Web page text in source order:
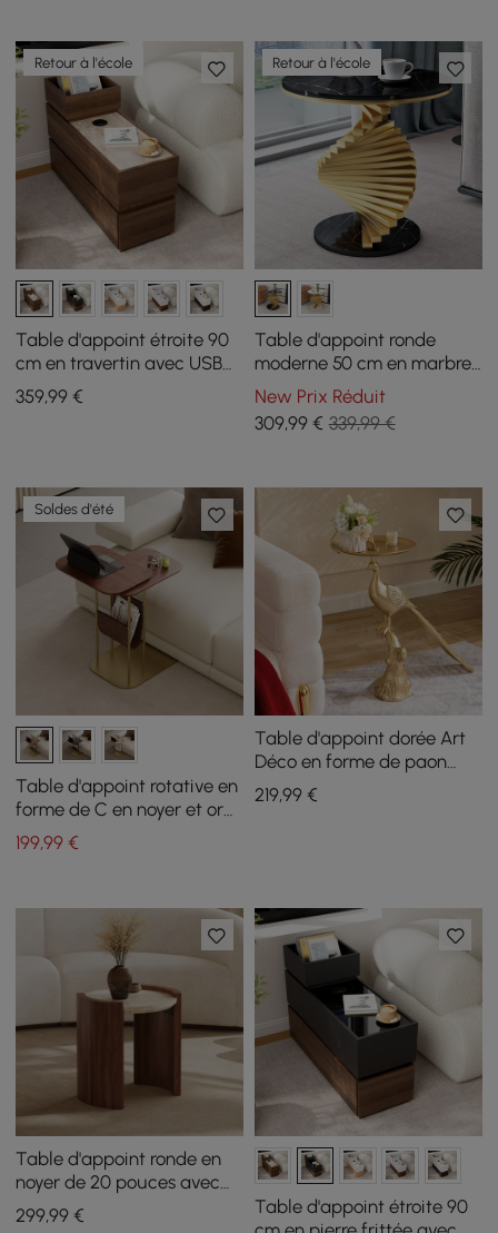
Retour à l'école
Table d'appoint étroite 90
cm en travertin avec USB
et rangement
359,99 €
Retour à l'école
Table d'appoint ronde
moderne 50 cm en marbre
artificiel noir
New Prix Réduit
309,99€ 339,99 €
Soldes d'été
Table d'appoint rotative en
forme de C en noyer et or
avec rangement
199,99 €
Table d'appoint dorée Art
Déco en forme de paon
avec plateau
219,99€
Table d'appoint ronde en
noyer de 20 pouces avec
plateau en travertin
299,99 €
Table d'appoint étroite 90